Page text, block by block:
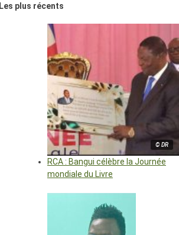
Les plus récents
© DR
RCA : Bangui célèbre la Journée
mondiale du Livre